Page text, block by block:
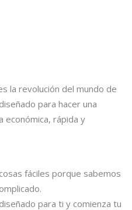
la revolución del mundo de
para hacer una
económica, rápida y
fáciles porque sabemos
para ti y comienza tu